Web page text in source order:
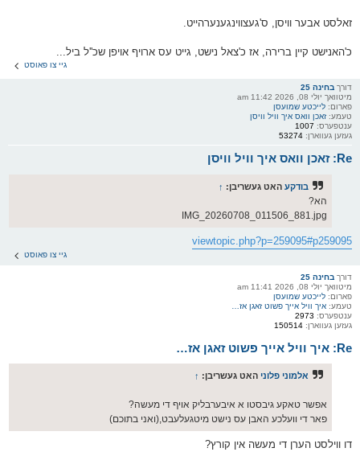
זאלסט אבער וויסן, ס'געצווינגענערהייט.
כ'האנישט קיין ברירה, אז כ'צאל נישט, גייט עס ארויף אויפן שכ''ל ביל...
גיי צו פאוסט
דורך בחינה 25
מיטוואך יולי 08, 2026 11:42 am
פארום: לייכטע שמועסן
טעמע: זאכן וואס איך וויל וויסן
ענטפערס: 1007
געזען געווארן: 53274
Re: זאכן וואס איך וויל וויסן
בודקע האט געשריבן: ↑
הא?
IMG_20260708_011506_881.jpg
viewtopic.php?p=259095#p259095
גיי צו פאוסט
דורך בחינה 25
מיטוואך יולי 08, 2026 11:41 am
פארום: לייכטע שמועסן
טעמע: איך וויל אייך פשוט זאגן אז…
ענטפערס: 2973
געזען געווארן: 150514
Re: איך וויל אייך פשוט זאגן אז…
אלמוני פלוני האט געשריבן: ↑
אפשר טאקע גיבסטו א איבערבליק אויף די מעשה?
פאר די וועלכע האבן עס נישט מיטגעלעבט,(ואני בתוכם)
דו ווילסט הערן די מעשה אין קורץ?